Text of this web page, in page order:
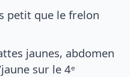
petit que le frelon
jaunes, abdomen
sur le 4ᵉ